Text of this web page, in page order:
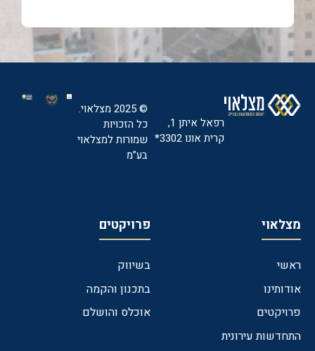
רפאל איתן 1,
קרית אונו 3302*
© 2025 מצלאוי.
כל הזכויות
שמורות למצלאוי
בע”מ
מצלאוי
ראשי
אודותינו
פרויקטים
התחדשות עירונית
פרויקטים
בשיווק
בתכנון והקמה
אוכלס והושלם